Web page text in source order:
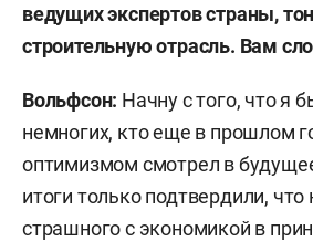
ведущих экспертов страны,
строительную отрасль. Вам
Вольфсон: Начну с того, что я
немногих, кто еще в прошлом
оптимизмом смотрел в
итоги только подтвердили, что
страшного с экономикой в